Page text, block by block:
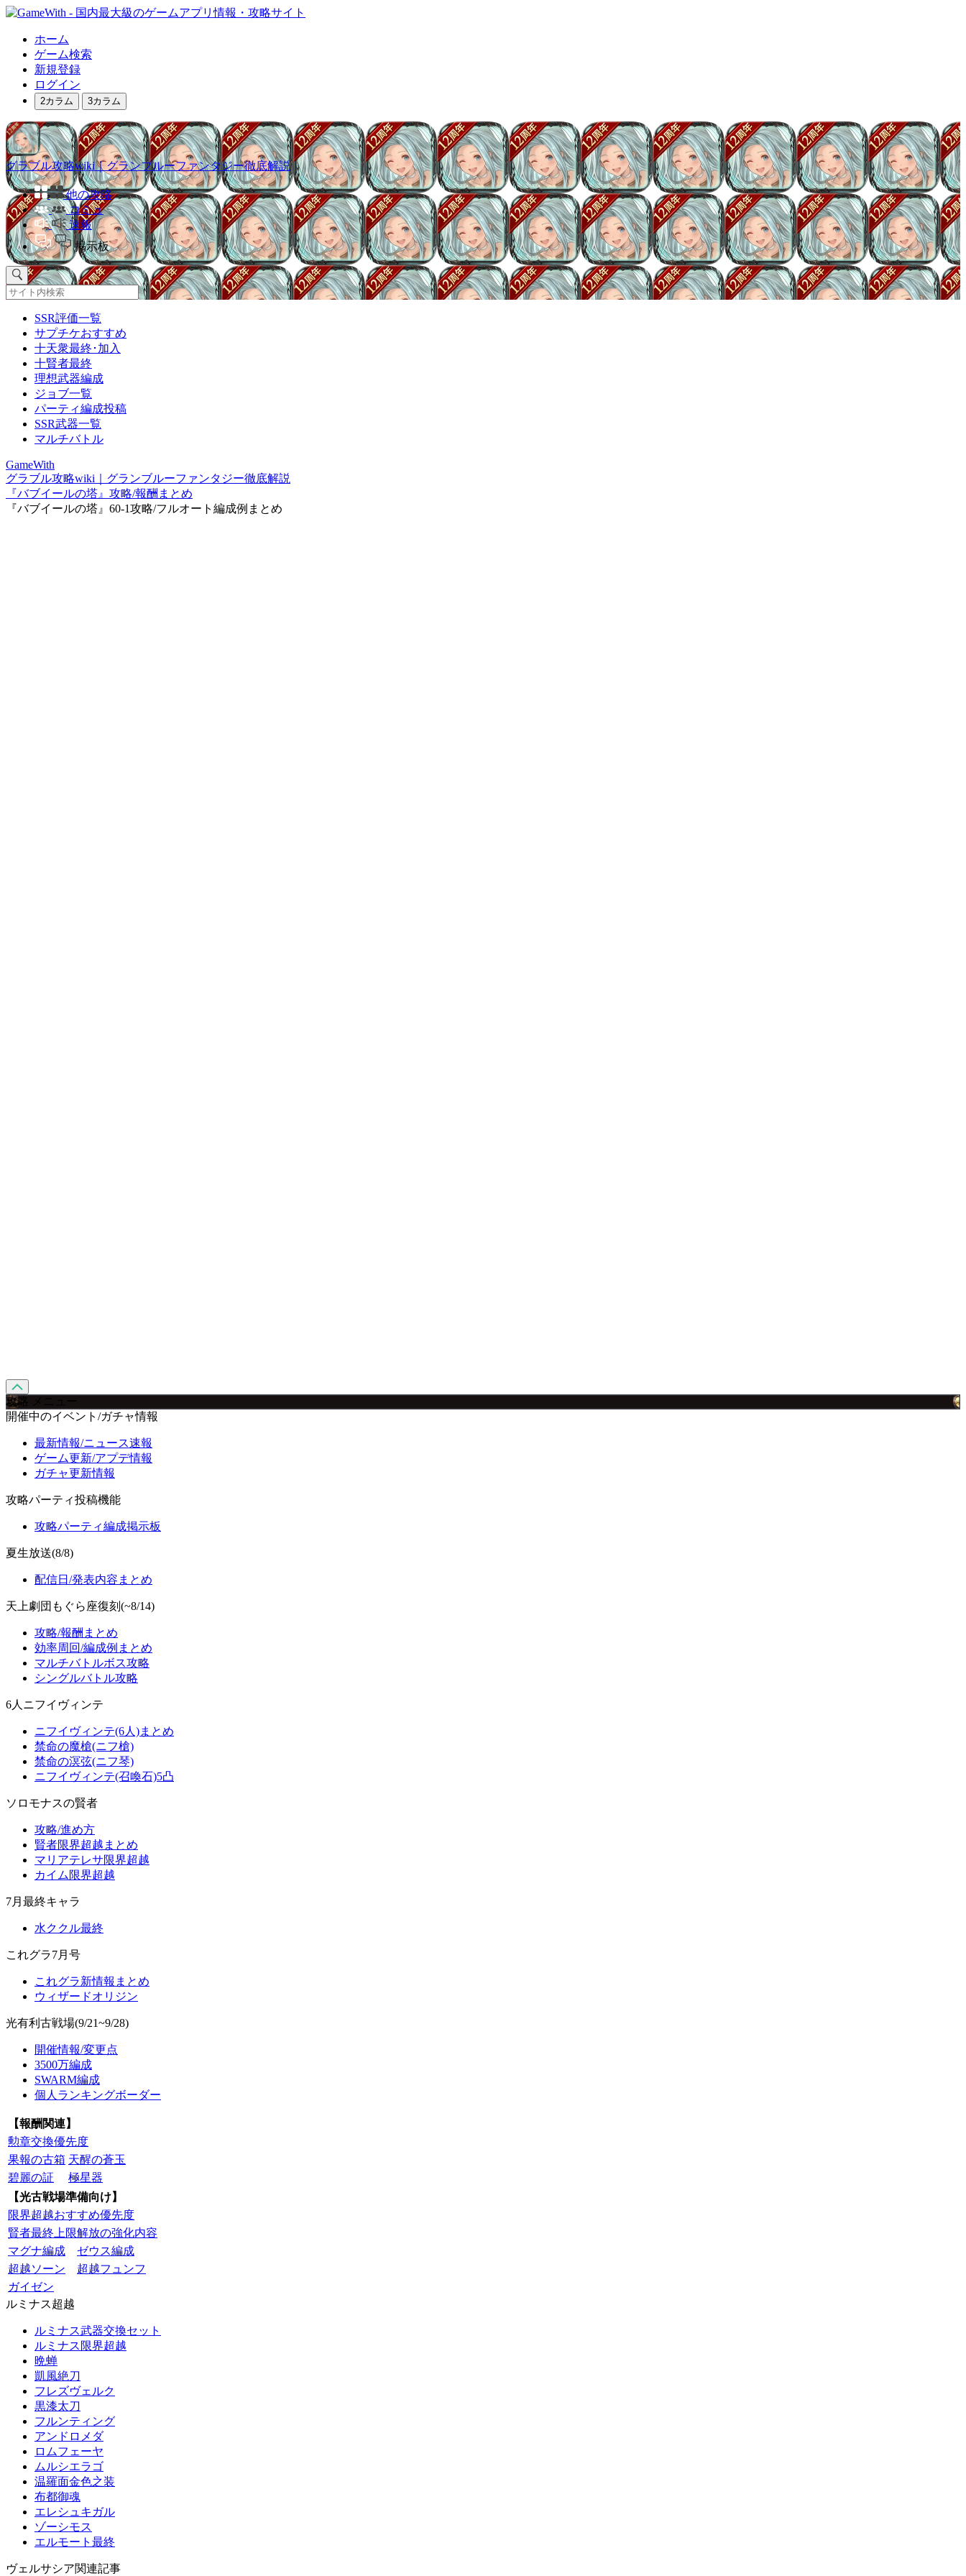
ホーム
ゲーム検索
新規登録
ログイン
2カラム 3カラム
グラブル攻略wiki｜グランブルーファンタジー徹底解説
他の攻略
コミュ
速報
掲示板
SSR評価一覧
サプチケおすすめ
十天衆最終･加入
十賢者最終
理想武器編成
ジョブ一覧
パーティ編成投稿
SSR武器一覧
マルチバトル
GameWith
グラブル攻略wiki｜グランブルーファンタジー徹底解説
『バブイールの塔』攻略/報酬まとめ
『バブイールの塔』60-1攻略/フルオート編成例まとめ
攻略 メニュー
開催中のイベント/ガチャ情報
最新情報/ニュース速報
ゲーム更新/アプデ情報
ガチャ更新情報
攻略パーティ投稿機能
攻略パーティ編成掲示板
夏生放送(8/8)
配信日/発表内容まとめ
天上劇団もぐら座復刻(~8/14)
攻略/報酬まとめ
効率周回/編成例まとめ
マルチバトルボス攻略
シングルバトル攻略
6人ニフイヴィンテ
ニフイヴィンテ(6人)まとめ
禁命の魔槍(ニフ槍)
禁命の溟弦(ニフ琴)
ニフイヴィンテ(召喚石)5凸
ソロモナスの賢者
攻略/進め方
賢者限界超越まとめ
マリアテレサ限界超越
カイム限界超越
7月最終キャラ
水ククル最終
これグラ7月号
これグラ新情報まとめ
ウィザードオリジン
光有利古戦場(9/21~9/28)
開催情報/変更点
3500万編成
SWARM編成
個人ランキングボーダー
【報酬関連】
勲章交換優先度
果報の古箱 天醒の蒼玉
碧麗の証
極星器
【光古戦場準備向け】
限界超越おすすめ優先度
賢者最終上限解放の強化内容
マグナ編成
ゼウス編成
超越ソーン
超越フュンフ
ガイゼン
ルミナス超越
ルミナス武器交換セット
ルミナス限界超越
晩蝉
凱風絶刀
フレズヴェルク
黒漆太刀
フルンティング
アンドロメダ
ロムフェーヤ
ムルシエラゴ
温羅面金色之装
布都御魂
エレシュキガル
ゾーシモス
エルモート最終
ヴェルサシア関連記事